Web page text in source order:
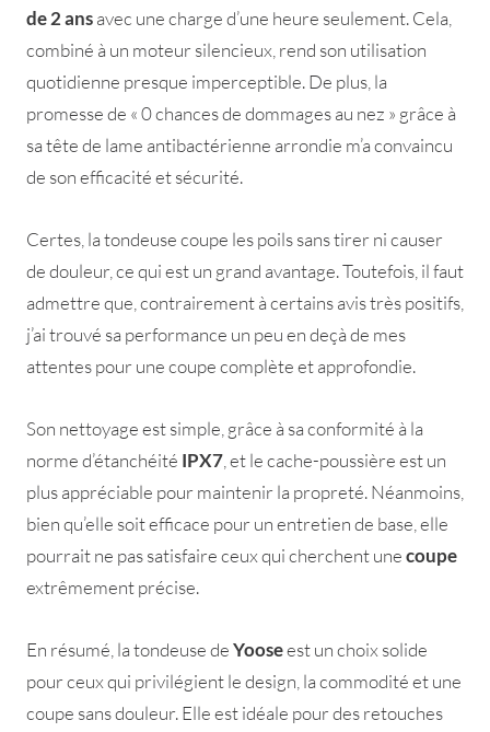
de 2 ansavec une charge d’une heure seulement. Cela,
combiné à un moteur silencieux, rend son utilisation
quotidienne presque imperceptible. De plus, la
promesse de « 0 chances de dommages au nez » grâce à
sa tête de lame antibactérienne arrondie m’a convaincu
de son efficacité et sécurité.
Certes, la tondeuse coupe les poils sans tirer ni causer
de douleur, ce qui est un grand avantage. Toutefois, il faut
admettre que, contrairement à certains avis très positifs,
j’ai trouvé sa performance un peu en deçà de mes
attentes pour une coupe complète et approfondie.
Son nettoyage est simple, grâce à sa conformité à la
norme d’étanchéité IPX7, et le cache-poussière est un
plus appréciable pour maintenir la propreté. Néanmoins,
bien qu’elle soit efficace pour un entretien de base, elle
pourrait ne pas satisfaire ceux qui cherchent unecoupe
extrêmement précise.
En résumé, la tondeuse deYooseest un choix solide
pour ceux qui privilégient le design, la commodité et une
coupe sans douleur. Elle est idéale pour des retouches